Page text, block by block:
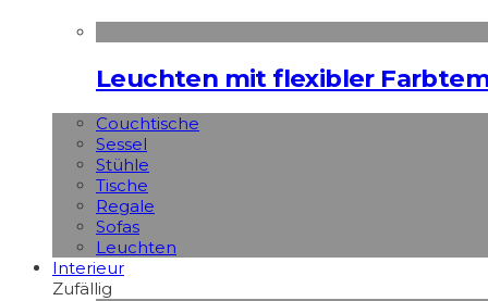
Leuchten mit flexibler
Couchtische
Sessel
Stühle
Tische
Regale
Sofas
Leuchten
Interieur
Zufällig